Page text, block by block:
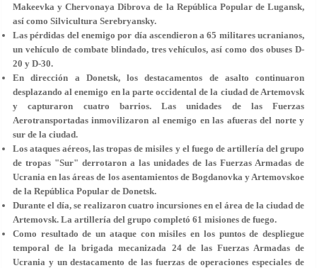
Makeevka y Chervonaya Dibrova de la República Popular de Lugansk,
así como Silvicultura Serebryansky.
Las pérdidas del enemigo por día ascendieron a 65 militares ucranianos,
un vehículo de combate blindado, tres vehículos, así como dos obuses D-
20 y D-30.
En dirección a Donetsk, los destacamentos de asalto continuaron
desplazando al enemigo en la parte occidental de la ciudad de Artemovsk
y capturaron cuatro barrios. Las unidades de las Fuerzas
Aerotransportadas inmovilizaron al enemigo en las afueras del norte y
sur de la ciudad.
Los ataques aéreos, las tropas de misiles y el fuego de artillería del grupo
de tropas "Sur" derrotaron a las unidades de las Fuerzas Armadas de
Ucrania en las áreas de los asentamientos de Bogdanovka y Artemovskoe
de la República Popular de Donetsk.
Durante el día, se realizaron cuatro incursiones en el área de la ciudad de
Artemovsk. La artillería del grupo completó 61 misiones de fuego.
Como resultado de un ataque con misiles en los puntos de despliegue
temporal de la brigada mecanizada 24 de las Fuerzas Armadas de
Ucrania y un destacamento de las fuerzas de operaciones especiales de